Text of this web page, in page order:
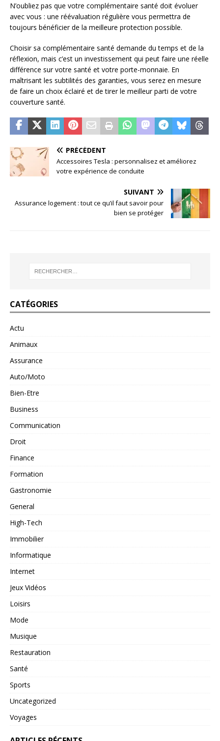
N’oubliez pas que votre complémentaire santé doit évoluer
avec vous : une réévaluation régulière vous permettra de
toujours bénéficier de la meilleure protection possible.
Choisir sa complémentaire santé demande du temps et de la
réflexion, mais c’est un investissement qui peut faire une réelle
différence sur votre santé et votre porte-monnaie. En
maîtrisant les subtilités des garanties, vous serez en mesure
de faire un choix éclairé et de tirer le meilleur parti de votre
couverture santé.
PRÉCÉDENT
Accessoires Tesla : personnalisez et améliorez
votre expérience de conduite
SUIVANT
Assurance logement : tout ce qu’il faut savoir pour
bien se protéger
CATÉGORIES
Actu
Animaux
Assurance
Auto/Moto
Bien-Etre
Business
Communication
Droit
Finance
Formation
Gastronomie
General
High-Tech
Immobilier
Informatique
Internet
Jeux Vidéos
Loisirs
Mode
Musique
Restauration
Santé
Sports
Uncategorized
Voyages